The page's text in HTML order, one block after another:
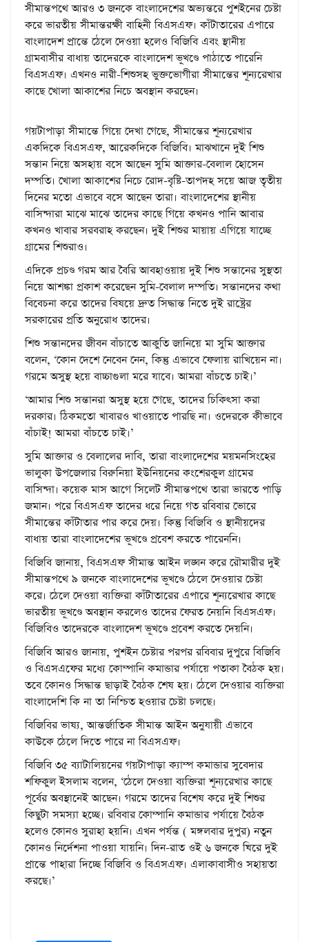
সীমান্তপথে আরও ৩ জনকে বাংলাদেশের অভ্যন্তরে পুশইনের চেষ্টা
ক‌রে‌ ভারতীয় সীমান্তরক্ষী বাহিনী বিএসএফ। কাঁটাতারের এপারে
বাংলাদেশ প্রান্তে ঠেলে দেওয়া হলেও বিজিবি এবং স্থানীয়
গ্রামবাসীর বাধায় তাদেরকে বাংলাদেশ ভূখণ্ডে পাঠাতে পারেনি
বিএসএফ। এখনও নারী-শিশুসহ ভুক্তভোগীরা সীমান্তের শূন্যরেখার
কাছে খোলা আকাশের নিচে অবস্থান করছেন।
গয়টাপাড়া সীমান্তে গিয়ে দেখা গেছে, সীমান্তের শূন্যরেখার
একদিকে বিএসএফ, আরেকদিকে বিজিবি। মাঝখানে দুই শিশু
সন্তান নিয়ে অসহায় বসে আছেন সুমি আক্তার-বেলাল হোসেন
দম্পতি। খোলা আকাশের নিচে রোদ-বৃষ্টি-তাপদহ সয়ে আজ তৃতীয়
দিনের মতো এভাবে বসে আছেন তারা। বাংলাদেশের স্থানীয়
বাসিন্দারা মাঝে মাঝে তাদের কাছে গিয়ে কখনও পানি আবার
কখনও খাবার সরবরাহ করছেন। দুই শিশুর মায়ায় এগিয়ে যাচ্ছে
গ্রামের শিশুরাও।
এদিকে প্রচণ্ড গরম আর বৈরি আবহাওয়ায় দুই শিশু সন্তানের সুস্থতা
নিয়ে আশঙ্কা প্রকাশ করেছেন সুমি-বেলাল দম্পতি। সন্তানদের কথা
বিবেচনা করে তাদের বিষয়ে দ্রুত সিদ্ধান্ত নিতে দুই রাষ্ট্রের
সরকারের প্রতি অনুরোধ তাদের।
শিশু সন্তানদের জীবন বাঁচাতে আকুতি জানিয়ে মা সুমি আক্তার
বলেন, ‘কোন দেশে নেবেন নেন, কিন্তু এভাবে ফেলায় রাখিয়েন না।
গরমে অসুস্থ হয়ে বাচ্চাগুলা মরে যাবে। আমরা বাঁচতে চাই।’
‘আমার শিশু সন্তানরা অসুস্থ হয়ে গেছে, তাদের চিকিৎসা করা
দরকার। ঠিকমতো খাবারও খাওয়াতে পারছি না। ওদেরকে কীভাবে
বাঁচাই! আমরা বাঁচতে চাই।’
সুমি আক্তার ও বেলালের দাবি, তারা বাংলাদেশের ময়মনসিংহের
ভালুকা উপজেলার বিরুনিয়া ইউনিয়নের কংশেরকুল গ্রামের
বাসিন্দা। কয়েক মাস আগে সিলেট সীমান্তপথে তারা ভারতে পাড়ি
জমান। পরে বিএসএফ তাদের ধরে নিয়ে গত রবিবার ভোরে
সীমান্তের কাঁটাতার পার করে দেয়। কিন্তু বিজিবি ও স্থানীয়দের
বাধায় তারা বাংলাদেশের ভূখণ্ডে প্রবেশ করতে পারেননি।
বিজিবি জানায়, বিএসএফ সীমান্ত আইন লঙ্ঘন করে রৌমারীর দুই
সীমান্তপথে ৯ জনকে বাংলাদেশের ভূখণ্ডে ঠেলে দেওয়ার চেষ্টা
করে। ঠেলে দেওয়া ব্যক্তিরা কাঁটাতারের এপারে শূন্যরেখার কাছে
ভারতীয় ভূখণ্ডে অবস্থান করলেও তাদের ফেরত নেয়নি বিএসএফ।
বিজিবিও তাদেরকে বাংলাদেশ ভূখণ্ডে প্রবেশ করতে দেয়নি।
বিজিবি আরও জানায়, পুশইন চেষ্টার পরপর রবিবার দুপুরে বিজিবি
ও বিএসএফের মধ্যে কোম্পানি কমান্ডার পর্যায়ে পতাকা বৈঠক হয়।
তবে কোনও সিদ্ধান্ত ছাড়াই বৈঠক শেষ হয়। ঠেলে দেওয়ার ব্যক্তিরা
বাংলাদেশি কি না তা নিশ্চিত হওয়ার চেষ্টা চলছে।
বিজিবির ভাষ্য, আন্তর্জাতিক সীমান্ত আইন অনুযায়ী এভাবে
কাউকে ঠেলে দিতে পারে না বিএসএফ।
বিজিবি ৩৫ ব্যাটালিয়নের গয়টাপাড়া ক্যাম্প কমান্ডার সুবেদার
শফিকুল ইসলাম বলেন, ‘ঠেলে দেওয়া ব্যক্তিরা শূন্যরেখার কাছে
পূর্বের অবস্থানেই আছেন। গরমে তাদের বিশেষ করে দুই শিশুর
কিছুটা সমস্যা হচ্ছে। রবিবার কোম্পানি কমান্ডার পর্যায়ে বৈঠক
হলেও কোনও সুরাহা হয়নি। এখন পর্যন্ত ( মঙ্গলবার দুপুর) নতুন
কোনও নির্দেশনা পাওয়া যায়নি। দিন-রাত ওই ৬ জনকে ঘিরে দুই
প্রান্তে পাহারা দিচ্ছে বিজিবি ও বিএসএফ। এলাকাবাসীও সহায়তা
করছে।’